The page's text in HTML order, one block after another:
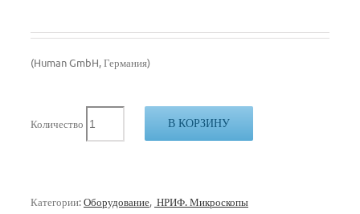
(Human GmbH, Германия)
Количество В КОРЗИНУ
Категории:Оборудование, НРИФ. Микроскопы